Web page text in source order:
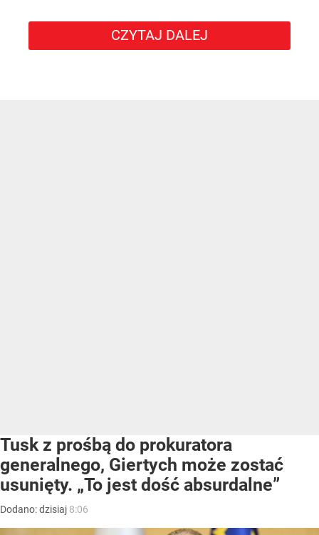
CZYTAJ DALEJ
Tusk z prośbą do prokuratora
generalnego, Giertych może zostać
usunięty. „To jest dość absurdalne”
Dodano:dzisiaj 8:06